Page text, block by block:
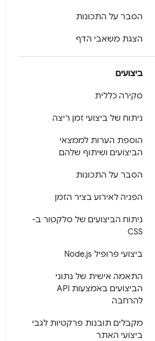
הסבר על התכונות
הצגת משאבי הדף
ביצועים
סקירה כללית
ניתוח של ביצועי זמן ריצה
הוספת הערות לממצאי
הביצועים ושיתוף שלהם
הסבר על התכונות
הפניה לאירוע בציר הזמן
ניתוח הביצועים של סלקטור ב-
CSS
ביצועי פרופיל Node .js
התאמה אישית של נתוני
הביצועים באמצעות API
להרחבה
מקבלים תובנות פרקטיות לגבי
ביצועי האתר